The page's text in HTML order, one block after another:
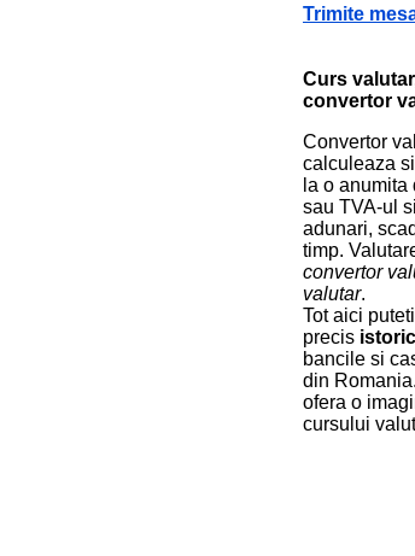
Trimite
Curs
convertor
Convertor
calculeaza
la o
sau TVA-ul
adunari,
timp.
convertor
valutar.
Tot aici
precis
bancile si
din
ofera o
cursului